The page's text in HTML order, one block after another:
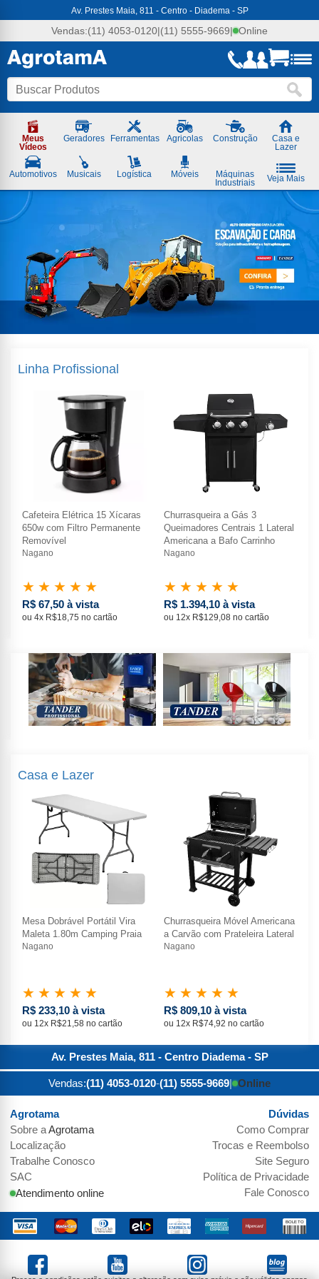
-
Soluções
em
Máquinas
Ferramentas
Av. Prestes Maia, 811 - Centro - Diadema - SP
Vendas:(11) 4053-0120|(11) 5555-9669| Online
Meus
Vídeos
Geradores Ferramentas Agricolas Construção
Casa e
Lazer
Automotivos Musicais Logística Móveis
Máquinas
Industriais
Veja Mais
Linha Profissional
Cafeteira Elétrica 15 Xícaras
650w com Filtro Permanente
Removível
Nagano
★ ★ ★ ★ ★
R$ 67,50 à vista
ou 4x R$18,75 no cartão
Churrasqueira a Gás 3
Queimadores Centrais 1 Lateral
Americana a Bafo Carrinho
Nagano
★ ★ ★ ★ ★
R$ 1.394,10 à vista
ou 12x R$129,08 no cartão
Casa e Lazer
Mesa Dobrável Portátil Vira
Maleta 1.80m Camping Praia
Nagano
★ ★ ★ ★ ★
R$ 233,10 à vista
ou 12x R$21,58 no cartão
Churrasqueira Móvel Americana
a Carvão com Prateleira Lateral
Nagano
★ ★ ★ ★ ★
R$ 809,10 à vista
ou 12x R$74,92 no cartão
Av. Prestes Maia, 811 - Centro Diadema- SP
Vendas:(11) 4053-0120-(11) 5555-9669| Online
Agrotama
Sobre aAgrotama
Localização
Trabalhe Conosco
SAC
Atendimento online
Dúvidas
Como Comprar
Trocas e Reembolso
Site Seguro
Política de Privacidade
Fale Conosco